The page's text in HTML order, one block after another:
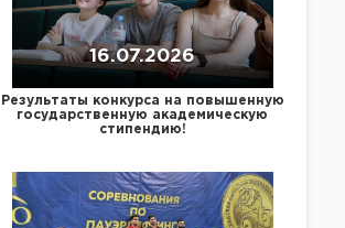
16.07.2026
Результаты конкурса на повышенную
государственную академическую
стипендию!